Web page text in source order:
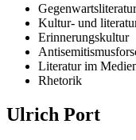
Gegenwartsliteratur
Kultur- und
Erinnerungskultur
Literatur im
Rhetorik
Ulrich Port